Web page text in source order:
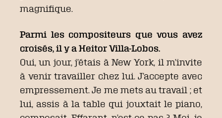
magnifique.
Parmi les compositeurs que vous avez
croisés, il y a Heitor Villa-Lobos.
Oui, un jour, j’étais à New York, il m’invite
à venir travailler chez lui. J’accepte avec
empressement. Je me mets au travail ; et
lui, assis à la table qui jouxtait le piano,